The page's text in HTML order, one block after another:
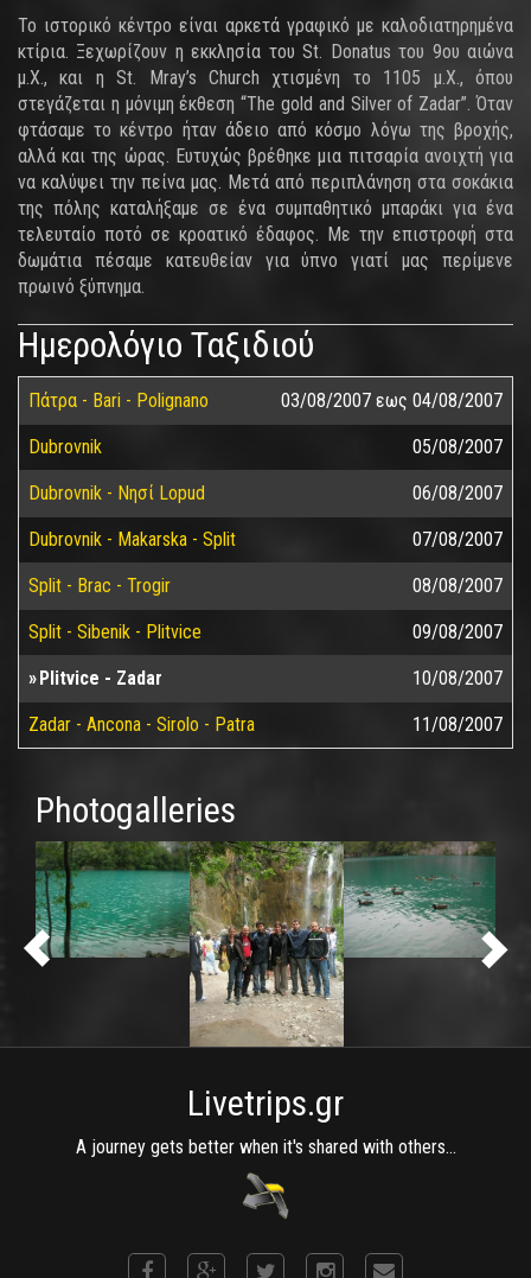
Το ιστορικό κέντρο είναι αρκετά γραφικό με καλοδιατηρημένα
κτίρια. Ξεχωρίζουν η εκκλησία του St. Donatus του 9ου αιώνα
μ.Χ., και η St. Mray’s Church χτισμένη το 1105 μ.Χ., όπου
στεγάζεται η μόνιμη έκθεση “The gold and Silver of Zadar”. Όταν
φτάσαμε το κέντρο ήταν άδειο από κόσμο λόγω της βροχής,
αλλά και της ώρας. Ευτυχώς βρέθηκε μια πιτσαρία ανοιχτή για
να καλύψει την πείνα μας. Μετά από περιπλάνηση στα σοκάκια
της πόλης καταλήξαμε σε ένα συμπαθητικό μπαράκι για ένα
τελευταίο ποτό σε κροατικό έδαφος. Με την επιστροφή στα
δωμάτια πέσαμε κατευθείαν για ύπνο γιατί μας περίμενε
πρωινό ξύπνημα.
Ημερολόγιο Ταξιδιού
Πάτρα - Bari - Polignano 03/08/2007 εως 04/08/2007
Dubrovnik 05/08/2007
Dubrovnik - Nησί Lopud 06/08/2007
Dubrovnik - Makarska - Split 07/08/2007
Split - Brac - Trogir 08/08/2007
Split - Sibenik - Plitvice 09/08/2007
Plitvice - Zadar 10/08/2007
Zadar - Ancona - Sirolo - Patra 11/08/2007
Photogalleries
Livetrips.gr
A journey gets better when it's shared with others...